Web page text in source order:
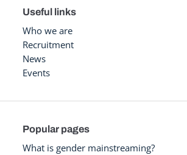
Useful links
Who we are
Recruitment
News
Events
Popular pages
What is gender mainstreaming?